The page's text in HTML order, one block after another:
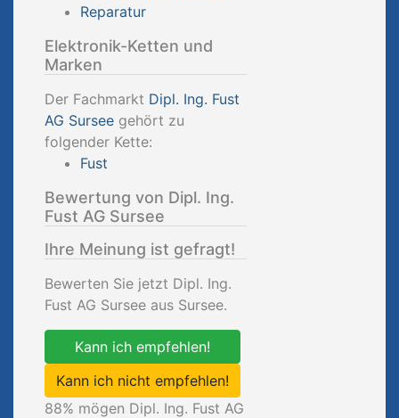
Reparatur
Elektronik-Ketten und
Marken
Der Fachmarkt Dipl. Ing. Fust
AG Sursee gehört zu
folgender Kette:
Fust
Bewertung von Dipl. Ing.
Fust AG Sursee
Ihre Meinung ist gefragt!
Bewerten Sie jetzt Dipl. Ing.
Fust AG Sursee aus Sursee.
Kann ich empfehlen!
Kann ich nicht empfehlen!
88% mögen Dipl. Ing. Fust AG